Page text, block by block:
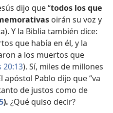
dijo que “todos los que
oirán su voz y
Y la Biblia también dice:
que había en él, y la
a los muertos que
20:13). Sí, miles de millones
apóstol Pablo dijo que “va
de justos como de
). ¿Qué quiso decir?